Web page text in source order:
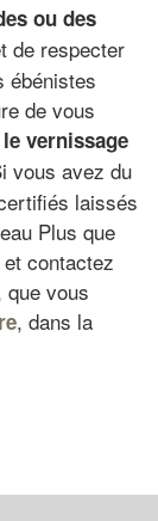
ou des
de respecter
ébénistes
de vous
vernissage
vous avez du
laissés
Plus que
contactez
vous
, dans la